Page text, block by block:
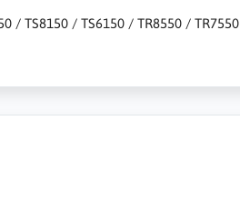
/ TS8150 / TS6150 / TR8550 / TR7550